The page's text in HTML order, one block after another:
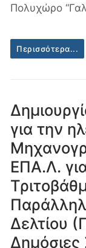
Πολυχώρο
Περισσότερα...
για την
ΕΠΑ.Λ.
Δελτίου